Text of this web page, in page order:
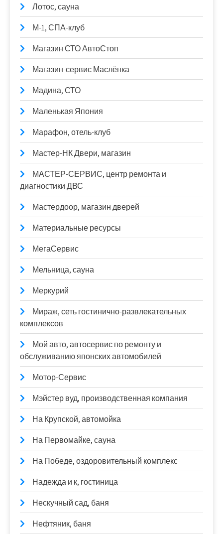
Лотос, сауна
М-1, СПА-клуб
Магазин СТО АвтоСтоп
Магазин-сервис Маслёнка
Мадина, СТО
Маленькая Япония
Марафон, отель-клуб
Мастер-НК Двери, магазин
МАСТЕР-СЕРВИС, центр ремонта и
диагностики ДВС
Мастердоор, магазин дверей
Материальные ресурсы
МегаСервис
Мельница, сауна
Меркурий
Мираж, сеть гостинично-развлекательных
комплексов
Мой авто, автосервис по ремонту и
обслуживанию японских автомобилей
Мотор-Сервис
Мэйстер вуд, производственная компания
На Крупской, автомойка
На Первомайке, сауна
На Победе, оздоровительный комплекс
Надежда и к, гостиница
Нескучный сад, баня
Нефтяник, баня